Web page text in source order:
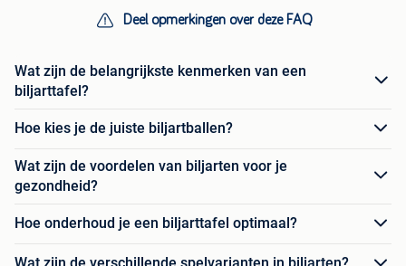
Deel opmerkingen over deze FAQ
Wat zijn de belangrijkste kenmerken van een
biljarttafel?
Hoe kies je de juiste biljartballen?
Wat zijn de voordelen van biljarten voor je
gezondheid?
Hoe onderhoud je een biljarttafel optimaal?